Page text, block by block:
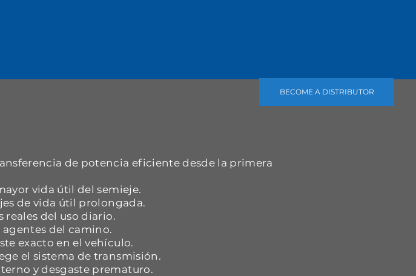
BECOME A DISTRIBUTOR
de potencia eficiente desde la primera
vida útil del semieje.
de vida útil prolongada.
reales del uso diario.
del camino.
exacto en el vehículo.
el sistema de transmisión.
y desgaste prematuro.